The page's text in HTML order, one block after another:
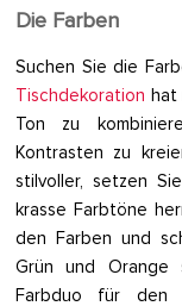
Die Farben
Suchen Sie die
Tischdekoration hat
Ton zu
Kontrasten zu
stilvoller, setzen
krasse Farbtöne
den Farben und
Grün und Orange
Farbduo für den